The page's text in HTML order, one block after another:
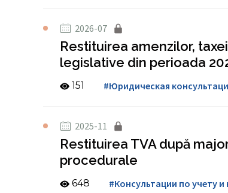
2026-07
Restituirea amenzilor,
legislative din perioada
151 #Юридическая
2025-11
Restituirea TVA după
procedurale
648 #Консультации по учету